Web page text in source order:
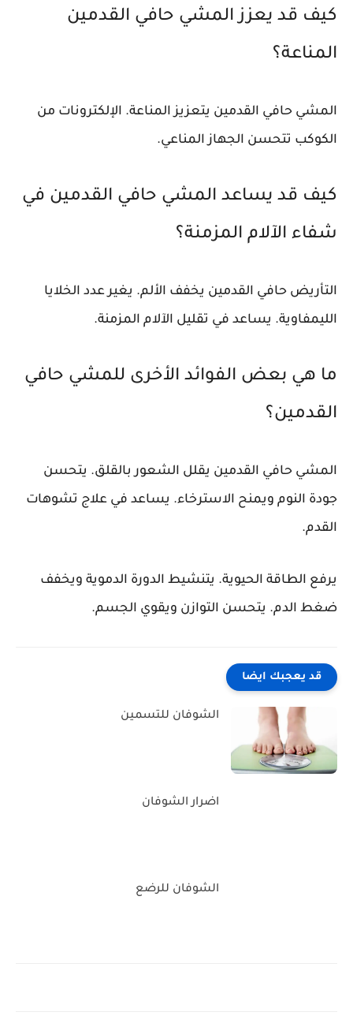
كيف قد يعزز المشي حافي القدمين
المناعة؟
المشي حافي القدمين يتعزيز المناعة. الإلكترونات من
الكوكب تتحسن الجهاز المناعي.
كيف قد يساعد المشي حافي القدمين في
شفاء الآلام المزمنة؟
التأريض حافي القدمين يخفف الألم. يغير عدد الخلايا
الليمفاوية. يساعد في تقليل الآلام المزمنة.
ما هي بعض الفوائد الأخرى للمشي حافي
القدمين؟
المشي حافي القدمين يقلل الشعور بالقلق. يتحسن
جودة النوم ويمنح الاسترخاء. يساعد في علاج تشوهات
القدم.
يرفع الطاقة الحيوية. يتنشيط الدورة الدموية ويخفف
ضغط الدم. يتحسن التوازن ويقوي الجسم.
قد يعجبك ايضا
الشوفان للتسمين
اضرار الشوفان
الشوفان للرضع